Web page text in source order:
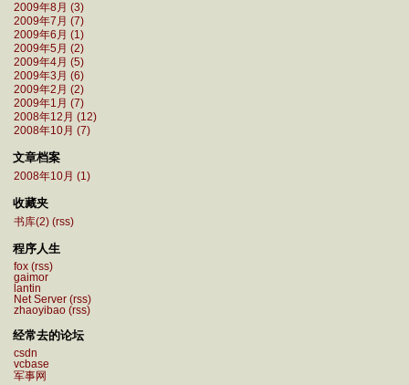
2009年8月 (3)
2009年7月 (7)
2009年6月 (1)
2009年5月 (2)
2009年4月 (5)
2009年3月 (6)
2009年2月 (2)
2009年1月 (7)
2008年12月 (12)
2008年10月 (7)
文章档案
2008年10月 (1)
收藏夹
书库(2) (rss)
程序人生
fox (rss)
gaimor
lantin
Net Server (rss)
zhaoyibao (rss)
经常去的论坛
csdn
vcbase
军事网